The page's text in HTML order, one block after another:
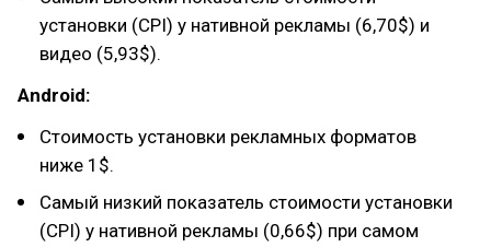
установки (CPI) у нативной рекламы (6,70$) и
видео (5,93$).
Android:
Стоимость установки рекламных форматов
ниже 1$.
Самый низкий показатель стоимости установки
(CPI) у нативной рекламы (0,66$) при самом